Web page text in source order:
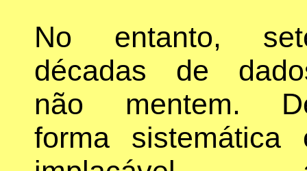
No entanto,
décadas de
não mentem.
forma sistemática